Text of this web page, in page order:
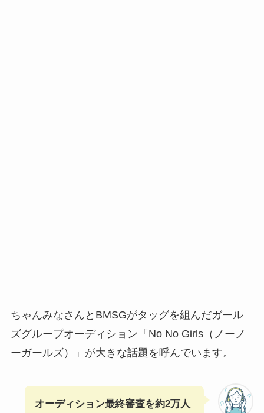
ちゃんみなさんとBMSGがタッグを組んだガール
ズグループオーディション「No No Girls（ノーノ
ーガールズ）」が大きな話題を呼んでいます。
オーディション最終審査を約2万人